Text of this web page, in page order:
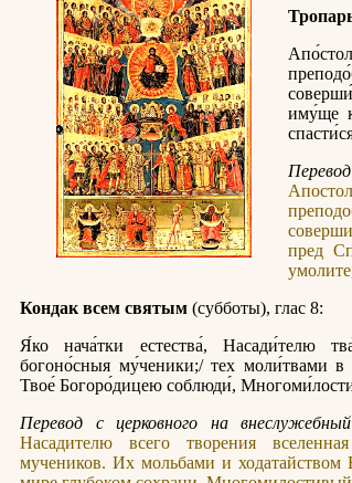
иму́ще
пред
Кондак всем святым (субботы), глас 8:
Я́ко нача́тки естества́, Насади́телю
богоно́сныя му́ченики;/ тех моли́твами
Твое́ Богоро́дицею соблюди́,
Перевод с церковного на
Насадителю всего творения
мучеников. Их мольбами и